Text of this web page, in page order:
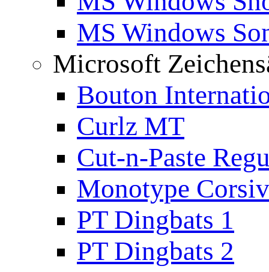
MS Windows
Microsoft
Bouton
Curlz MT
Cut-n-Paste
Monotype
PT Dingbats 1
PT Dingbats 2